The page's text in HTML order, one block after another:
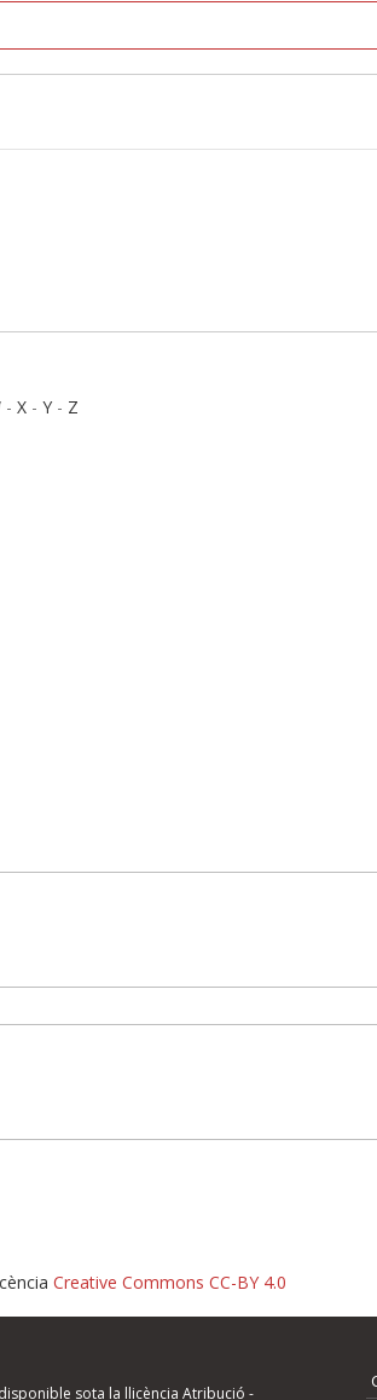
- X - Y - Z
d'errors
Creative Commons CC-BY 4.0
sota la llicència Atribució -